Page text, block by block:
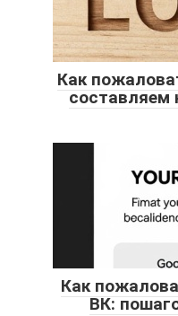
Как
составляем
Как
ВК: